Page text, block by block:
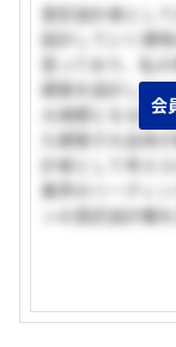
意匠設計者とし
設計していく建
思っており、私
建築を設計した
大規模となる集
た建築それ自体
計者として考え
業界のリーディ
ンの意匠設計職
会